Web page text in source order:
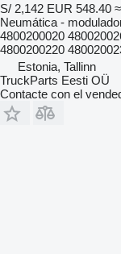
S/ 2,142 EUR 548.40
Neumática -
4800200020
4800200220
Estonia, Tallinn
TruckParts Eesti OÜ
Contacte con el